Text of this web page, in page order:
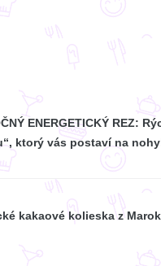
ENERGETICKÝ REZ:
ktorý vás postaví na
kakaové kolieska z